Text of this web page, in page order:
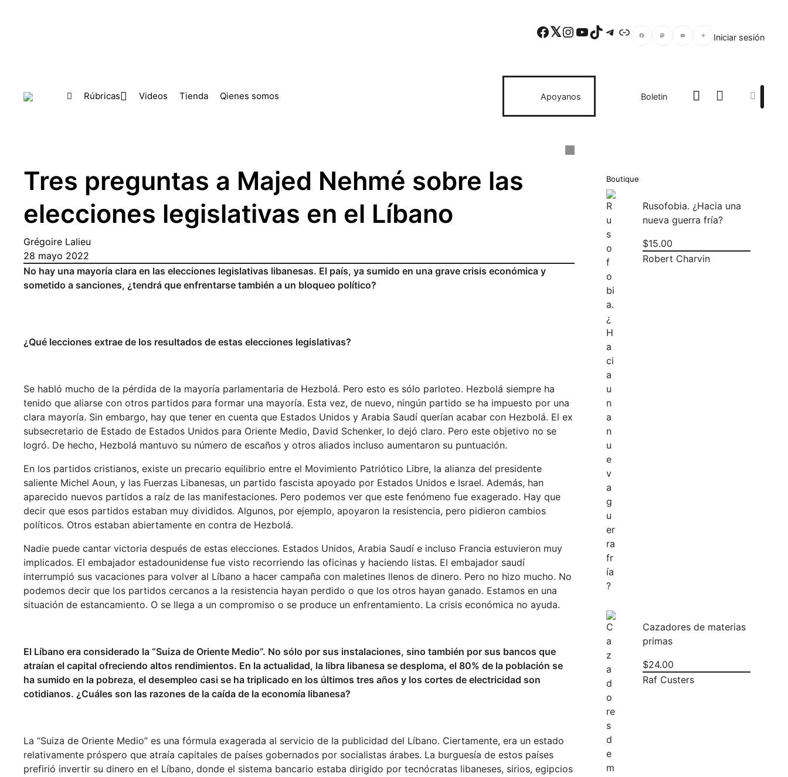
Facebook Twitter Instagram YouTube TikTok Telegram Enlace Iniciar sesión
Rúbricas Videos Tienda Qienes somos Apoyanos Boletin
Tres preguntas a Majed Nehmé sobre las
elecciones legislativas en el Líbano
Grégoire Lalieu
28 mayo 2022
No hay una mayoría clara en las elecciones legislativas libanesas. El país, ya sumido en una grave crisis económica y
sometido a sanciones, ¿tendrá que enfrentarse también a un bloqueo político?
¿Qué lecciones extrae de los resultados de estas elecciones legislativas?
Se habló mucho de la pérdida de la mayoría parlamentaria de Hezbolá. Pero esto es sólo parloteo. Hezbolá siempre ha
tenido que aliarse con otros partidos para formar una mayoría. Esta vez, de nuevo, ningún partido se ha impuesto por una
clara mayoría. Sin embargo, hay que tener en cuenta que Estados Unidos y Arabia Saudí querían acabar con Hezbolá. El ex
subsecretario de Estado de Estados Unidos para Oriente Medio, David Schenker, lo dejó claro. Pero este objetivo no se
logró. De hecho, Hezbolá mantuvo su número de escaños y otros aliados incluso aumentaron su puntuación.
En los partidos cristianos, existe un precario equilibrio entre el Movimiento Patriótico Libre, la alianza del presidente
saliente Michel Aoun, y las Fuerzas Libanesas, un partido fascista apoyado por Estados Unidos e Israel. Además, han
aparecido nuevos partidos a raíz de las manifestaciones. Pero podemos ver que este fenómeno fue exagerado. Hay que
decir que esos partidos estaban muy divididos. Algunos, por ejemplo, apoyaron la resistencia, pero pidieron cambios
políticos. Otros estaban abiertamente en contra de Hezbolá.
Nadie puede cantar victoria después de estas elecciones. Estados Unidos, Arabia Saudí e incluso Francia estuvieron muy
implicados. El embajador estadounidense fue visto recorriendo las oficinas y haciendo listas. El embajador saudí
interrumpió sus vacaciones para volver al Líbano a hacer campaña con maletines llenos de dinero. Pero no hizo mucho. No
podemos decir que los partidos cercanos a la resistencia hayan perdido o que los otros hayan ganado. Estamos en una
situación de estancamiento. O se llega a un compromiso o se produce un enfrentamiento. La crisis económica no ayuda.
El Líbano era considerado la “Suiza de Oriente Medio”. No sólo por sus instalaciones, sino también por sus bancos que
atraían el capital ofreciendo altos rendimientos. En la actualidad, la libra libanesa se desploma, el 80% de la población se
ha sumido en la pobreza, el desempleo casi se ha triplicado en los últimos tres años y los cortes de electricidad son
cotidianos. ¿Cuáles son las razones de la caída de la economía libanesa?
La “Suiza de Oriente Medio” es una fórmula exagerada al servicio de la publicidad del Líbano. Ciertamente, era un estado
relativamente próspero que atraía capitales de países gobernados por socialistas árabes. La burguesía de estos países
prefirió invertir su dinero en el Líbano, donde el sistema bancario estaba dirigido por tecnócratas libaneses, sirios, egipcios
Boutique
Rusofobia. ¿Hacia una
nueva guerra fría?
$15.00
Robert Charvin
Cazadores de materias
primas
$24.00
Raf Custers